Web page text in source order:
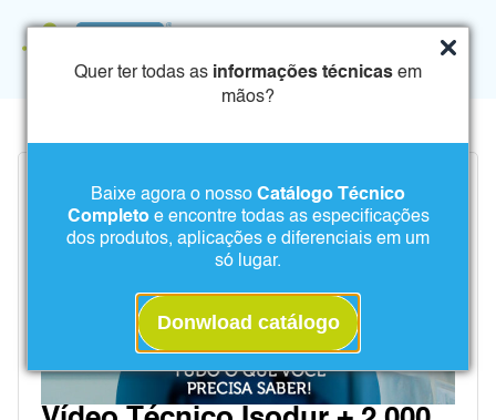
Quer ter todas as informações técnicas em
mãos?
Baixe agora o nosso Catálogo Técnico
Completo e encontre todas as especificações
dos produtos, aplicações e diferenciais em um
só lugar.
Donwload catálogo